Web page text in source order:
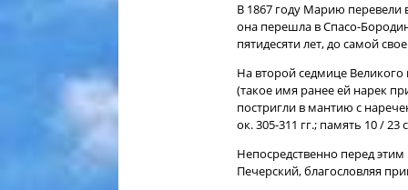
В 1867 году Марию перевели
она перешла в Спасо-
пятидесяти лет, до самой
На второй седмице
(такое имя ранее ей нарек
постригли в мантию с
ок. 305-311 гг.; память 10 /
Непосредственно перед
Печерский, благословляя